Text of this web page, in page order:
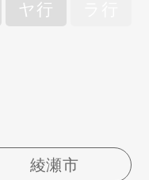
ヤ行
綾瀬市